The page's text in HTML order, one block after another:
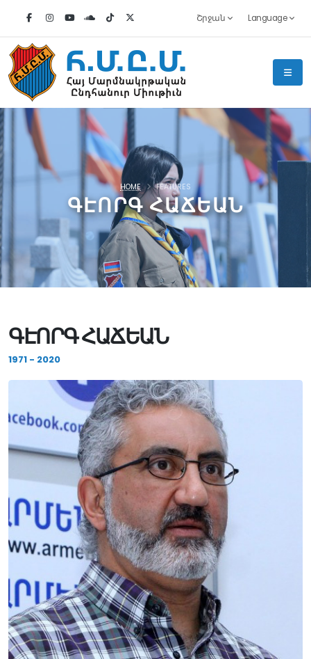
Շրջան Language
ԳԷՈՐԳ ՀԱՃԵԱՆ
HOME FEATURES
ԳԷՈՐԳ ՀԱՃԵԱՆ
1971 - 2020